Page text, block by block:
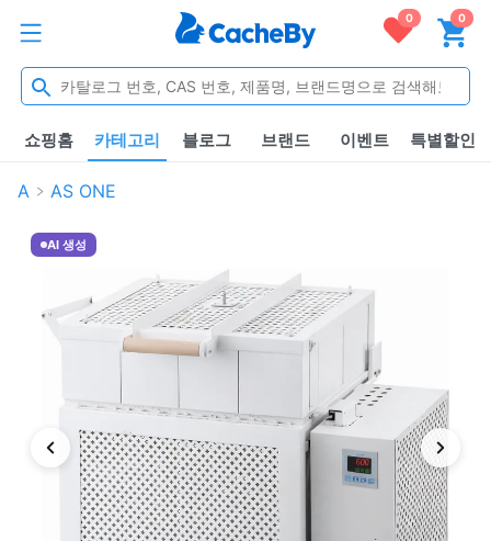
0 0
쇼핑홈 카테고리 블로그 브랜드 이벤트 특별할인
A AS ONE
AI 생성